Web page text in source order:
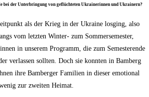
bei der Unter­brin­gung von geflüch­te­ten Ukrai­ne­rin­nen und Ukrainern?
als der Krieg in der Ukrai­ne los­ging, also
vom letz­ten Win­ter- zum Som­mer­se­mes­ter,
in unse­rem Pro­gramm, die zum Semes­ter­en­de
ver­las­sen soll­ten. Doch sie konn­ten in Bam­berg
ihre Bam­ber­ger Fami­li­en in die­ser emo­tio­nal
zur zwei­ten Heimat.